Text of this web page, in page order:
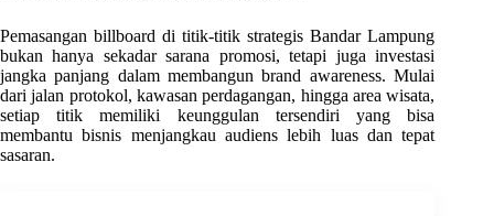
Pemasangan billboard di titik-titik strategis Bandar Lampung
bukan hanya sekadar sarana promosi, tetapi juga investasi
jangka panjang dalam membangun brand awareness. Mulai
dari jalan protokol, kawasan perdagangan, hingga area wisata,
setiap titik memiliki keunggulan tersendiri yang bisa
membantu bisnis menjangkau audiens lebih luas dan tepat
sasaran.